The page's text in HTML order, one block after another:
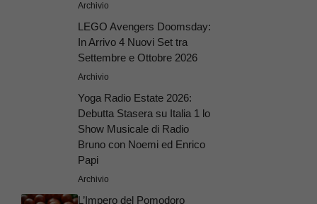
Archivio
LEGO Avengers Doomsday:
In Arrivo 4 Nuovi Set tra
Settembre e Ottobre 2026
Archivio
Yoga Radio Estate 2026:
Debutta Stasera su Italia 1 lo
Show Musicale di Radio
Bruno con Noemi ed Enrico
Papi
Archivio
L’Impero del Pomodoro